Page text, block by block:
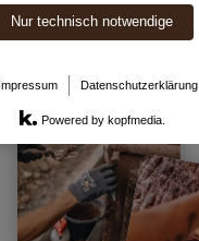
Nur technisch notwendige
Powered by kopfmedia.
Impressum Datenschutzerklärung